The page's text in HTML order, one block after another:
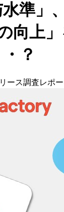
準」
向上
？
ース調査レポー